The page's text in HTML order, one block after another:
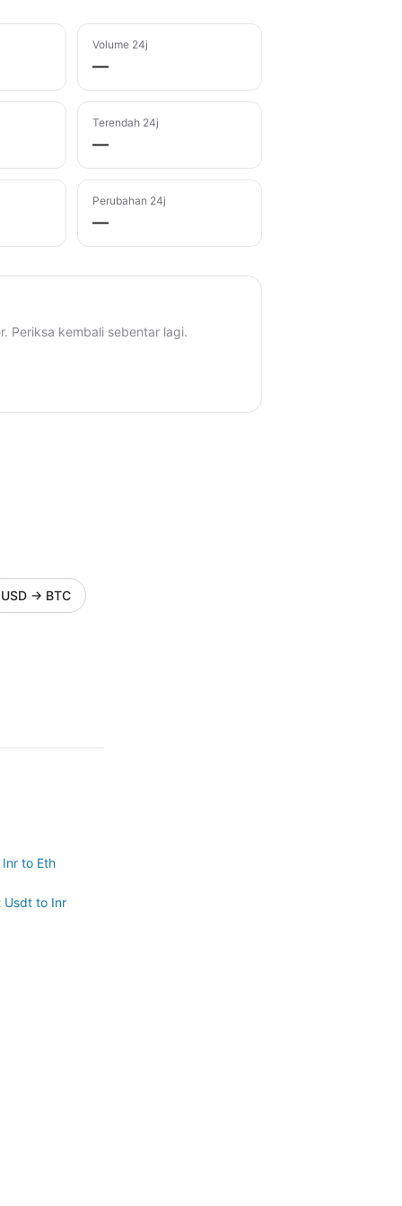
Volume 24j
—
Terendah 24j
—
Perubahan 24j
—
Periksa kembali sebentar lagi.
USD → BTC
to Eth
Usdt to Inr